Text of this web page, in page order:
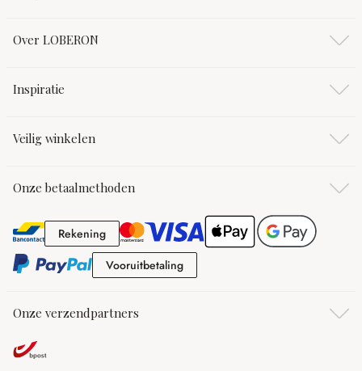
Over LOBERON
Inspiratie
Veilig winkelen
Onze betaalmethoden
RekeningRekening
VooruitbetalingVooruitbetaling
Onze verzendpartners